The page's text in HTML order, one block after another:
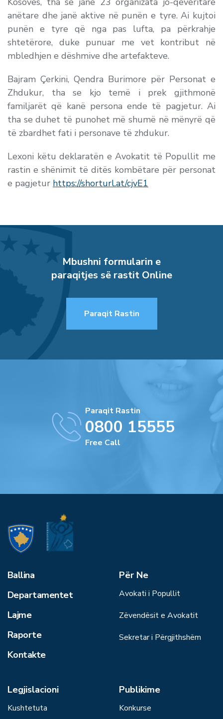
anëtare dhe janë aktive në punën e tyre. Ai kujtoi
punën e tyre që nga pas lufta, pa përkrahje
shtetërore, duke punuar me vet kontribut në
mbledhjen e dëshmive dhe artefakteve.
Bajram Çerkini, Qendra Burimore për Personat e
Zhdukur, tha se kjo temë i prek gjithmonë
familjarët që kanë persona ende të pagjetur. Ai
tha se duhet të punohet më shumë në mënyrë që
të zbardhet fati i personave të zhdukur.
Lexoni këtu deklaratën e Avokatit të Popullit me
rastin e shënimit të ditës kombëtare për personat
e pagjetur https://shorturl.at/cjvE1
Mbushni formularin e
paraqitjes së rastit Online
Paraqit Rastin
Paraqit Rastin
0800 15555
Free Call
Ballina
Departamentet
Lajme
Raporte
Kontakte
Për Ne
Avokati i Popullit
Zëvendësit e Avokatit
Sekretar i Përgjithshëm
Legjislacioni
Kushtetuta
Publikime
Konkurse